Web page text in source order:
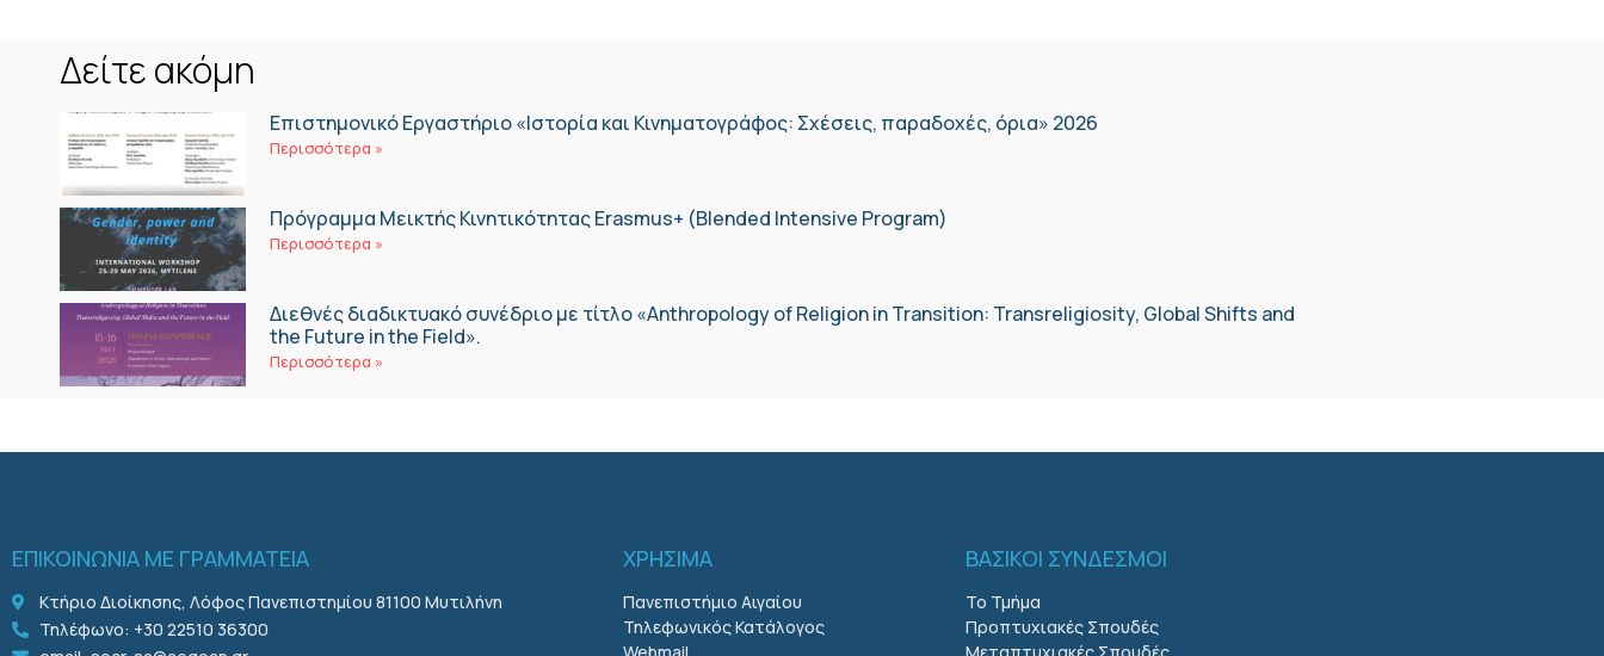
Δείτε ακόμη
Επιστημονικό Εργαστήριο «Ιστορία και Κινηματογράφος: Σχέσεις, παραδοχές, όρια» 2026
Περισσότερα »
Πρόγραμμα Μεικτής Κινητικότητας Erasmus+ (Blended Intensive Program)
Περισσότερα »
Διεθνές διαδικτυακό συνέδριο με τίτλο «Anthropology of Religion in Transition: Transreligiosity, Global Shifts and
the Future in the Field».
Περισσότερα »
ΕΠΙΚΟΙΝΩΝΙΑ ΜΕ ΓΡΑΜΜΑΤΕΙΑ
Κτήριο Διοίκησης, Λόφος Πανεπιστημίου 81100 Μυτιλήνη
Τηλέφωνο: +30 22510 36300
ΧΡΗΣΙΜΑ
Πανεπιστήμιο Αιγαίου
Τηλεφωνικός Κατάλογος
ΒΑΣΙΚΟΙ ΣΥΝΔΕΣΜΟΙ
Το Τμήμα
Προπτυχιακές Σπουδές